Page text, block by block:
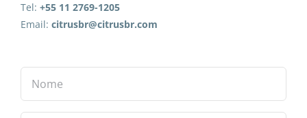
Tel: +55 11 2769-1205
Email: citrusbr@citrusbr.com